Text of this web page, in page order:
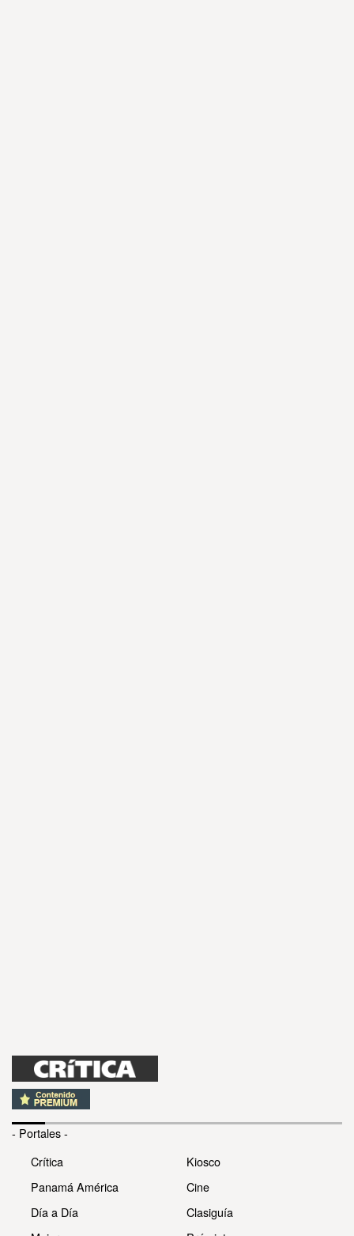
- Portales -
Crítica
Panamá América
Día a Día
Kiosco
Cine
Clasiguía